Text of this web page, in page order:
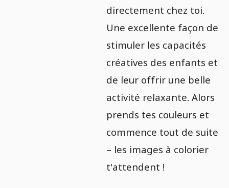
directement chez toi.
Une excellente façon de
stimuler les capacités
créatives des enfants et
de leur offrir une belle
activité relaxante. Alors
prends tes couleurs et
commence tout de suite
– les images à colorier
t'attendent !